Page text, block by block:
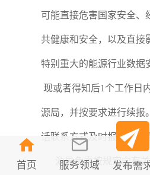
可能直接危害国家安全、
共健康和安全，以及直接
特别重大的能源行业数据
现或者得知后1个工作日
源局，并按要求进行续报
话联系方式及时报告，随
源局负责按规定向有
首页 服务领域 发布需